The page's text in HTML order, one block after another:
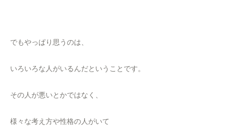
でもやっぱり思うのは、
いろいろな人がいるんだということです。
その人が悪いとかではなく、
様々な考え方や性格の人がいて